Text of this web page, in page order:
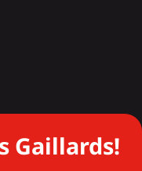
Gaillards!